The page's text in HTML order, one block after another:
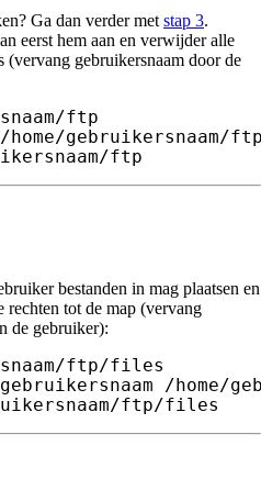
Ga dan verder met stap 3.
eerst hem aan en verwijder alle
gebruikersnaam door de
/ftp
home/gebruikersnaam/
/ftp
bestanden in mag plaatsen en
tot de map (vervang
de gebruiker):
/ftp/files
gebruikersnaam /home/
ftp/files